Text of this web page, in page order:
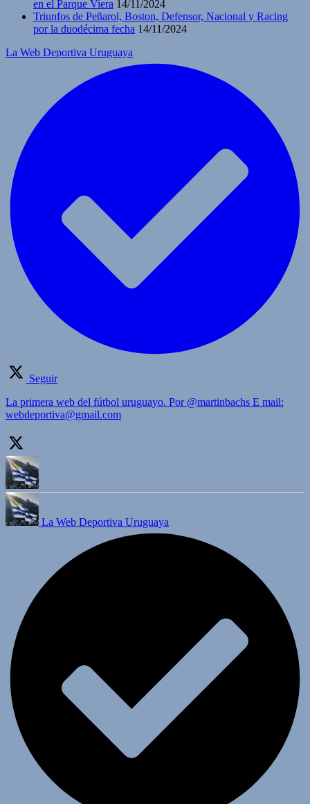
en el Parque Viera 14/11/2024
Triunfos de Peñarol, Boston, Defensor, Nacional y Racing
por la duodécima fecha 14/11/2024
La Web Deportiva Uruguaya
Seguir
La primera web del fútbol uruguayo. Por @martinbachs E mail:
webdeportiva@gmail.com
La Web Deportiva Uruguaya